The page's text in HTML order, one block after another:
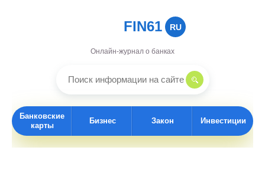
FIN61 RU
Онлайн-журнал о банках
Банковские
карты
Бизнес Закон Инвестиции